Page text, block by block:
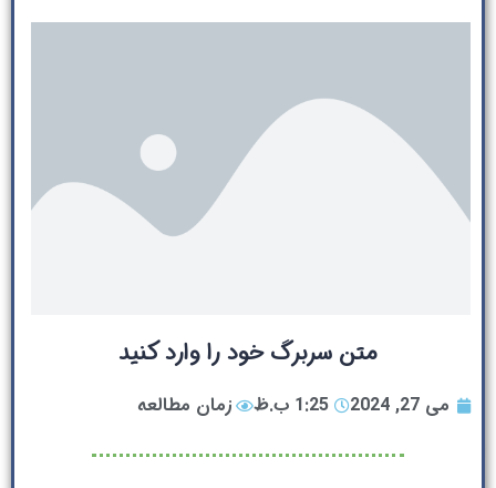
متن سربرگ خود را وارد کنید
می 27, 2024 1:25 ب.ظ زمان مطالعه